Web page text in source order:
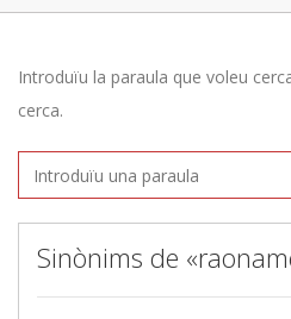
Introduïu la paraula que voleu
cerca.
Sinònims de